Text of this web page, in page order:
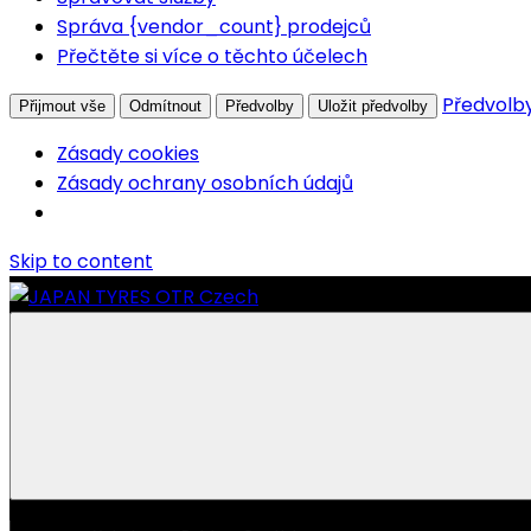
Správa {vendor_count} prodejců
Přečtěte si více o těchto účelech
Přijmout vše Odmítnout Předvolby Uložit předvolby
Zásady cookies
Zásady ochrany osobních údajů
Skip to content
v
Česku